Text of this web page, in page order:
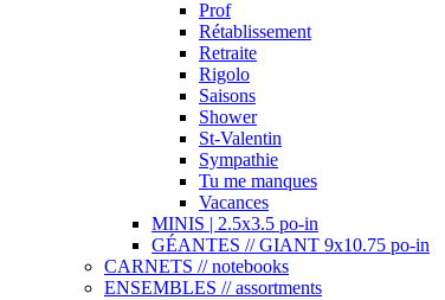
Prof
Rétablissement
Retraite
Rigolo
Saisons
Shower
St-Valentin
Sympathie
Tu me manques
Vacances
MINIS | 2.5x3.5 po-in
GÉANTES // GIANT 9x10.75 po-in
CARNETS // notebooks
ENSEMBLES // assortments